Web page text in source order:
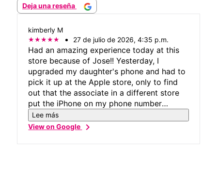
Deja una reseña
kimberly M
27 de julio de 2026, 4:35 p.m.
Had an amazing experience today at this
store because of Jose!! Yesterday, I
upgraded my daughter's phone and had to
pick it up at the Apple store, only to find
out that the associate in a different store
put the iPhone on my phone number
instead of my daughter's. Needless to say,
we had to go to T-mobile to have the
We happened upon this location and were
Lee más
View on Googlechevron_right